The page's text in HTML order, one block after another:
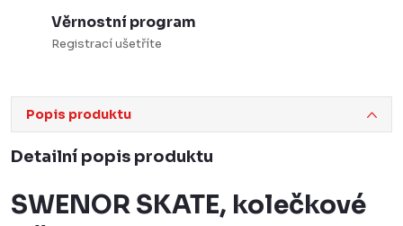
Věrnostní program
Registrací ušetříte
Popis produktu
Detailní popis produktu
SWENOR SKATE, kolečkové